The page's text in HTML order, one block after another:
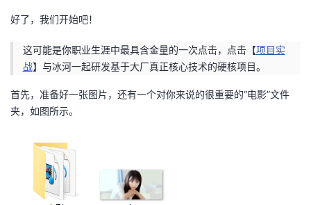
我
的
博
我
的
我
子
直
的
我
好了，我们开始吧！
这可能是你职业生涯中最具含金量的一次点击，点击【项目实
战】与冰河一起研发基于大厂真正核心技术的硬核项目。
首先，准备好一张图片，还有一个对你来说的很重要的“电影”文件
夹，如图所示。